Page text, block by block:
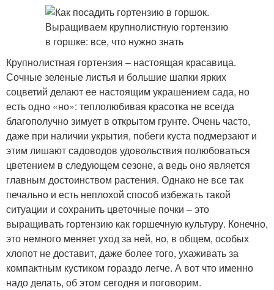
Крупнолистная гортензия – настоящая красавица.
Сочные зеленые листья и большие шапки ярких
соцветий делают ее настоящим украшением сада, но
есть одно «но»: теплолюбивая красотка не всегда
благополучно зимует в открытом грунте. Очень часто,
даже при наличии укрытия, побеги куста подмерзают и
этим лишают садоводов удовольствия полюбоваться
цветением в следующем сезоне, а ведь оно является
главным достоинством растения. Однако не все так
печально и есть неплохой способ избежать такой
ситуации и сохранить цветочные почки – это
выращивать гортензию как горшечную культуру. Конечно,
это немного меняет уход за ней, но, в общем, особых
хлопот не доставит, даже более того, ухаживать за
компактным кустиком гораздо легче. А вот что именно
надо делать, об этом сегодня и поговорим.